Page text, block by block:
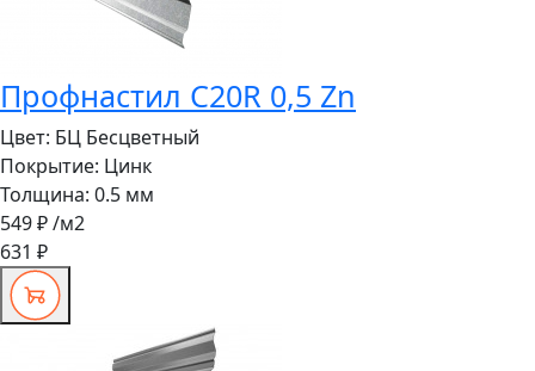
Профнастил C20R 0,5 Zn
Цвет: БЦ Бесцветный
Покрытие: Цинк
Толщина: 0.5 мм
549 ₽/м2
631 ₽